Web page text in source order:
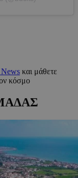
και μάθετε
κόσμο